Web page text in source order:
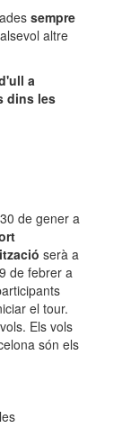
sempre
altre
a
dins les
de gener a
serà a
de febrer a
el tour.
Els vols
són els